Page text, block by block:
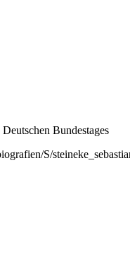
Bundestages
S/